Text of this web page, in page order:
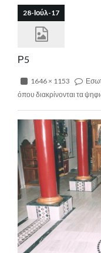
28-Ιούλ-17
Ρ5
1646 × 1153
όπου διακρίνονται τα